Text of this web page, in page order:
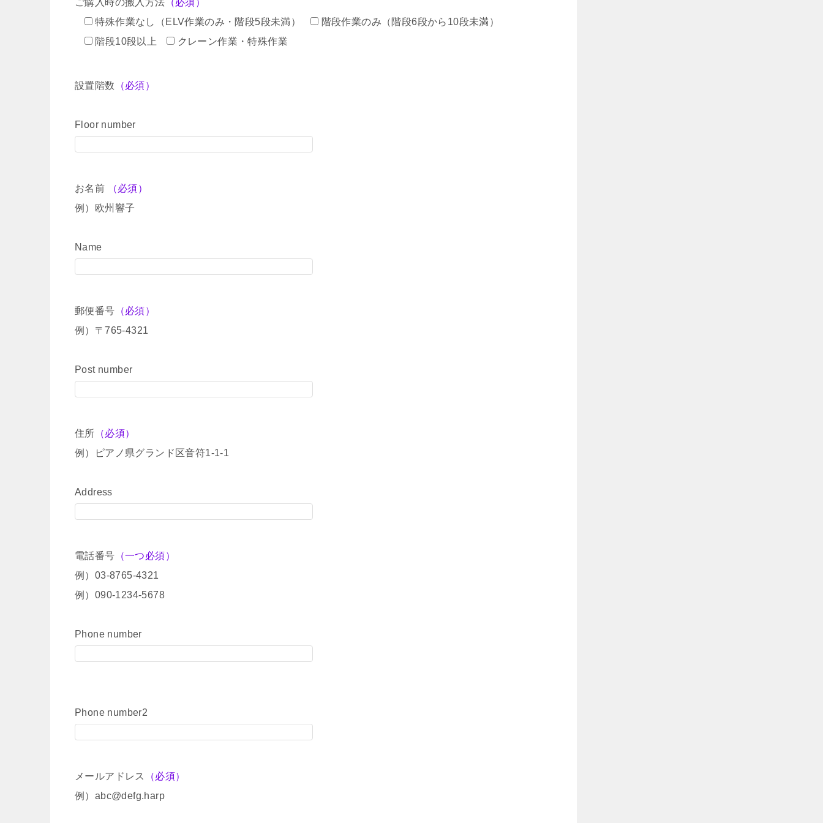
特殊作業なし（ELV作業のみ・階段5段未満）
階段作業のみ（階段6段から10段未満）
階段10段以上
クレーン作業・特殊作業
設置階数 （必須）
Floor number
お名前
（必須）
例）欧州響子
Name
郵便番号 （必須）
例）〒765-4321
Post number
住所 （必須）
例）ピアノ県グランド区音符1-1-1
Address
電話番号 （一つ必須）
例）03-8765-4321
例）090-1234-5678
Phone number
Phone number2
メールアドレス
（必須）
例）abc@defg.harp